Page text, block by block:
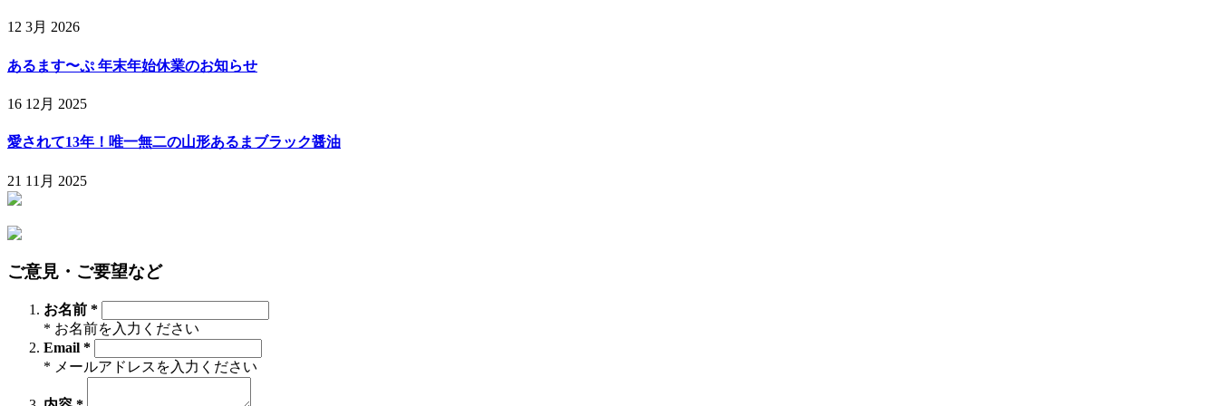
12 3月 2026
あるます〜ぷ 年末年始休業のお知らせ
16 12月 2025
愛されて13年！唯一無二の山形あるまブラック醤油
21 11月 2025
ご意見・ご要望など
お名前 *
* お名前を入力ください
Email *
* メールアドレスを入力ください